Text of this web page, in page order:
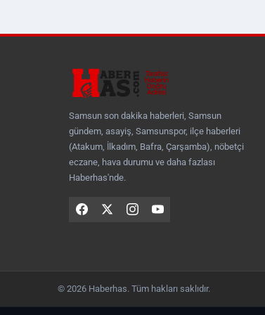
Samsun son dakika haberleri, Samsun
gündem, asayiş, Samsunspor, ilçe haberleri
(Atakum, İlkadım, Bafra, Çarşamba), nöbetçi
eczane, hava durumu ve daha fazlası
Haberhas'nde.
© 2026 Haberhas. Tüm hakları saklıdır.